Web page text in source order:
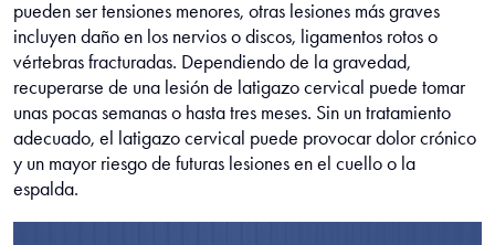
pueden ser tensiones menores, otras lesiones más graves
incluyen daño en los nervios o discos, ligamentos rotos o
vértebras fracturadas. Dependiendo de la gravedad,
recuperarse de una lesión de latigazo cervical puede tomar
unas pocas semanas o hasta tres meses. Sin un tratamiento
adecuado, el latigazo cervical puede provocar dolor crónico
y un mayor riesgo de futuras lesiones en el cuello o la
espalda.